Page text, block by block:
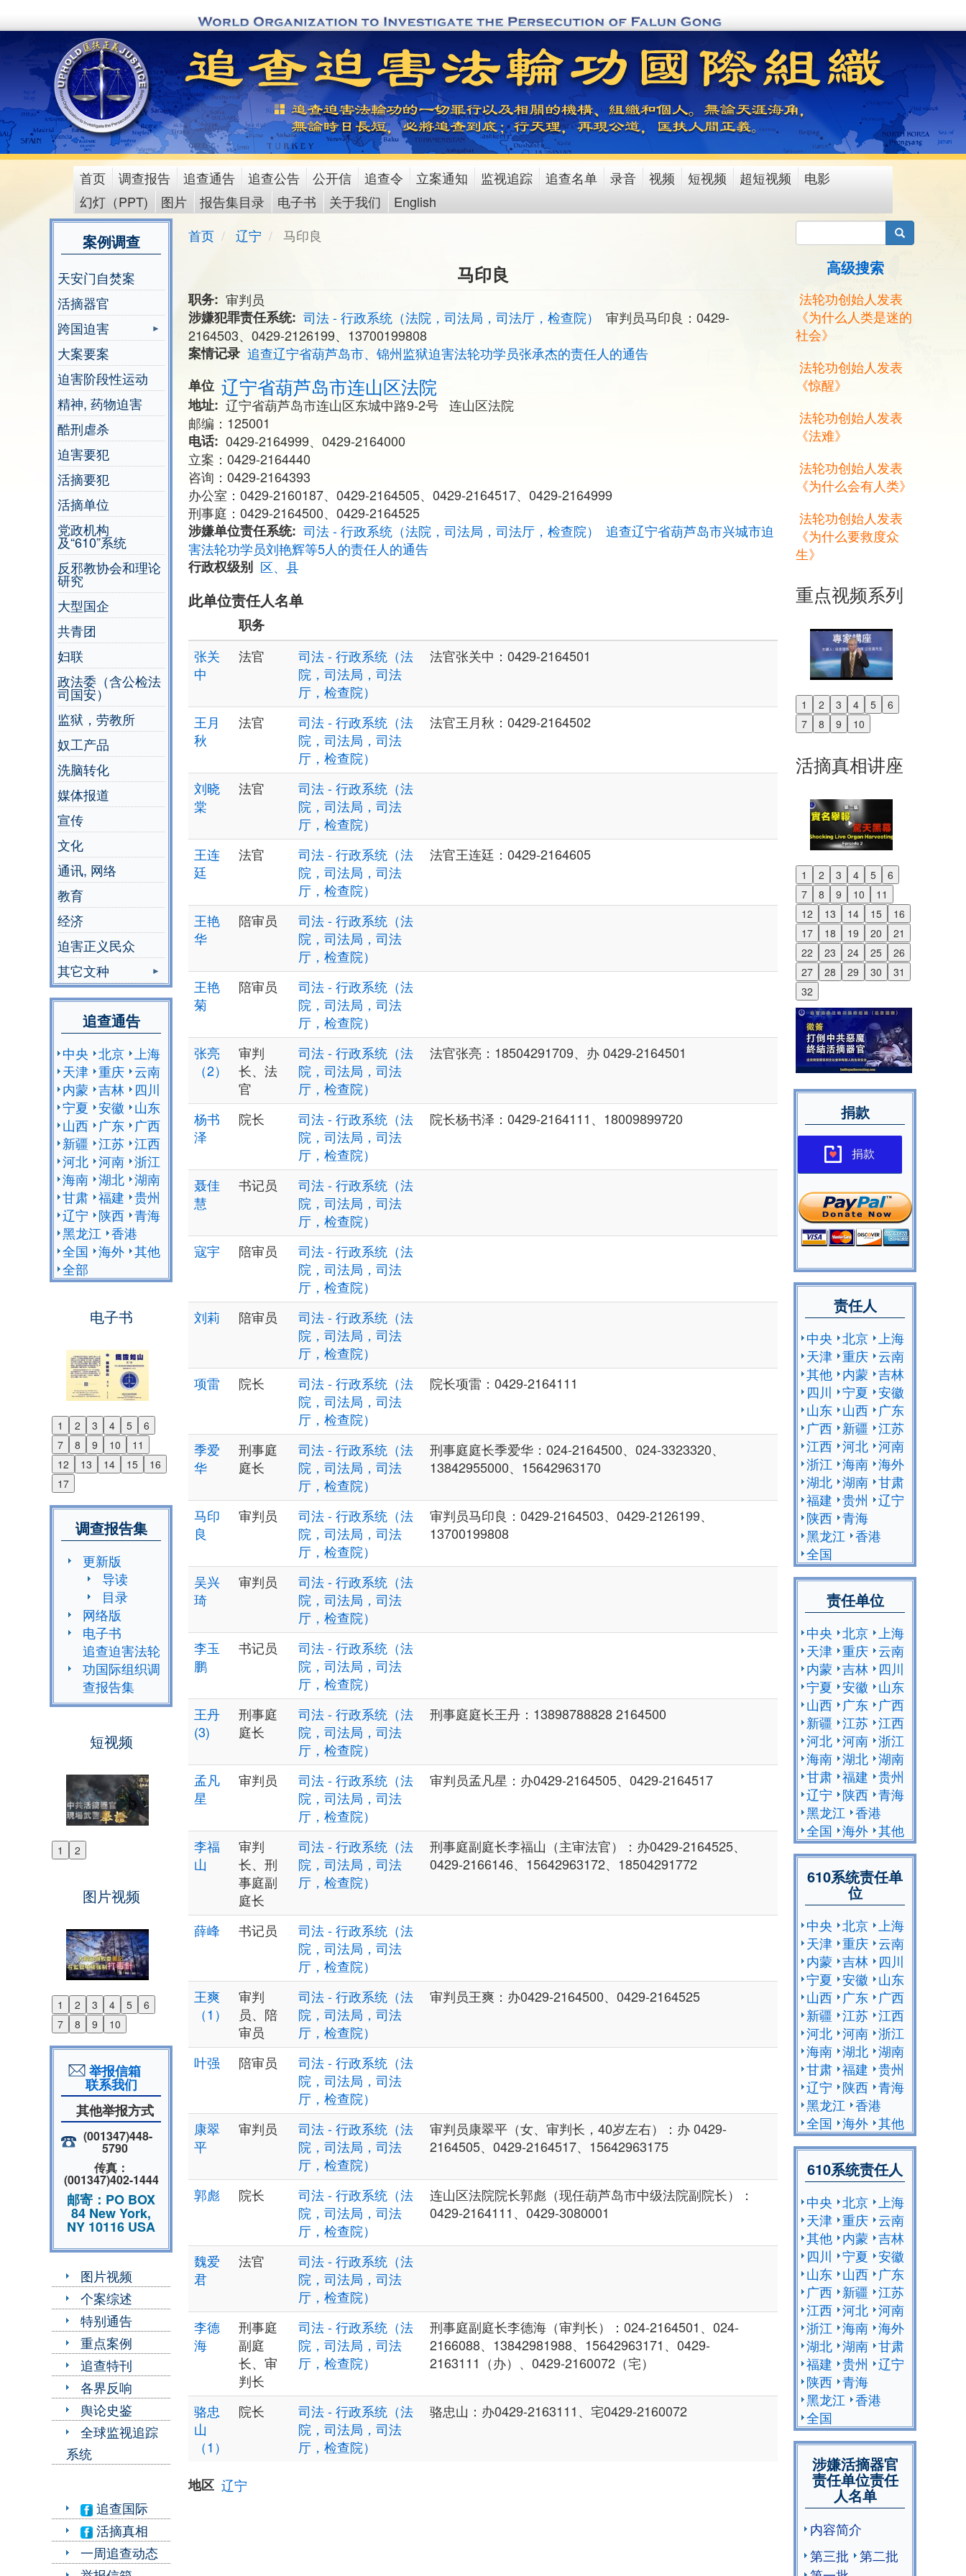
to
content
main
menu
首页 调查报告 追查通告 追查公告 公开信 追查令 立案通知 监视追踪 追查名单 录音 视频 短视频 超短视频
电影
幻灯（PPT)
图片 报告集目录 电子书 关于我们 English
案例调查
天安门自焚案
活摘器官
跨国迫害
大案要案
迫害阶段性运动
精神, 药物迫害
酷刑虐杀
迫害要犯
活摘要犯
活摘单位
党政机构
及“610”系统
反邪教协会和理论
研究
大型国企
共青团
妇联
政法委（含公检法
司国安）
监狱，劳教所
奴工产品
洗脑转化
媒体报道
宣传
文化
通讯, 网络
教育
经济
迫害正义民众
其它文种
追查通告
中央 北京 上海
天津 重庆 云南
内蒙 吉林
四川
宁夏 安徽
山东
山西
广东
广西
新疆 江苏 江西
河北 河南 浙江
海南 湖北 湖南
甘肃 福建 贵州
辽宁
陕西 青海
黑龙江 香港
全国 海外 其他
全部
电子书
1 2 3 4 5
6
7
8 9 10
11
12
13 14 15
16
17
Previous
Next
调查报告集
更新版
导读
目录
网络版
电子书
追查迫害法轮
功国际组织调
查报告集
短视频
1 2
Previous
图片视频
1 2 3 4 5
6
7
8 9 10
Previous
Next
举报信箱
联系我们
其他举报方式
(001347)448-
5790
传真：
(001347)402-1444
邮寄：PO BOX
84 New York,
NY 10116 USA
图片视频
个案综述
特别通告
重点案例
追查特刊
各界反响
舆论史鉴
全球监视追踪
系统
追查国际
活摘真相
一周追查动态
首页 辽宁 马印良
马印良
职务
审判员
涉嫌犯罪责任系统
司法 - 行政系统（法院，司法局，司法厅，检查院）
审判员马印良：0429-
2164503、0429-2126199、13700199808
案情记录 追查辽宁省葫芦岛市、锦州监狱迫害法轮功学员张承杰的责任人的通告
单位 辽宁省葫芦岛市连山区法院
地址
辽宁省葫芦岛市连山区东城中路9-2号 连山区法院
邮编：125001
电话
0429-2164999、0429-2164000
立案：0429-2164440
咨询：0429-2164393
办公室：0429-2160187、0429-2164505、0429-2164517、0429-2164999
刑事庭：0429-2164500、0429-2164525
涉嫌单位责任系统
司法 - 行政系统（法院，司法局，司法厅，检查院）
追查辽宁省葫芦岛市兴城市迫
害法轮功学员刘艳辉等5人的责任人的通告
行政权级别 区、县
此单位责任人名单
职务
张关
中
法官
司法 - 行政系统（法
院，司法局，司法
厅，检查院）
法官张关中：0429-2164501
王月
秋
法官
司法 - 行政系统（法
院，司法局，司法
厅，检查院）
法官王月秋：0429-2164502
刘晓
棠
法官
司法 - 行政系统（法
院，司法局，司法
厅，检查院）
王连
廷
法官
司法 - 行政系统（法
院，司法局，司法
厅，检查院）
法官王连廷：0429-2164605
王艳
华
陪审员
司法 - 行政系统（法
院，司法局，司法
厅，检查院）
王艳
菊
陪审员
司法 - 行政系统（法
院，司法局，司法
厅，检查院）
张亮
（2）
审判
长、法
官
司法 - 行政系统（法
院，司法局，司法
厅，检查院）
法官张亮：18504291709、办 0429-2164501
杨书
泽
院长
司法 - 行政系统（法
院，司法局，司法
厅，检查院）
院长杨书泽：0429-2164111、18009899720
聂佳
慧
书记员
司法 - 行政系统（法
院，司法局，司法
厅，检查院）
寇宇
陪审员
司法 - 行政系统（法
院，司法局，司法
厅，检查院）
刘莉
陪审员
司法 - 行政系统（法
院，司法局，司法
厅，检查院）
项雷
院长
司法 - 行政系统（法
院，司法局，司法
厅，检查院）
院长项雷：0429-2164111
季爱
华
刑事庭
庭长
司法 - 行政系统（法
院，司法局，司法
厅，检查院）
刑事庭庭长季爱华：024-2164500、024-3323320、
13842955000、15642963170
马印
良
审判员
司法 - 行政系统（法
院，司法局，司法
厅，检查院）
审判员马印良：0429-2164503、0429-2126199、
13700199808
吴兴
琦
审判员
司法 - 行政系统（法
院，司法局，司法
厅，检查院）
李玉
鹏
书记员
司法 - 行政系统（法
院，司法局，司法
厅，检查院）
王丹
(3)
刑事庭
庭长
司法 - 行政系统（法
院，司法局，司法
厅，检查院）
刑事庭庭长王丹：13898788828 2164500
孟凡
星
审判员
司法 - 行政系统（法
院，司法局，司法
厅，检查院）
审判员孟凡星：办0429-2164505、0429-2164517
李福
山
审判
长、刑
事庭副
庭长
司法 - 行政系统（法
院，司法局，司法
厅，检查院）
刑事庭副庭长李福山（主审法官）：办0429-2164525、
0429-2166146、15642963172、18504291772
薛峰 书记员
司法 - 行政系统（法
院，司法局，司法
厅，检查院）
王爽
（1）
审判
员、陪
审员
司法 - 行政系统（法
院，司法局，司法
厅，检查院）
审判员王爽：办0429-2164500、0429-2164525
叶强 陪审员
司法 - 行政系统（法
院，司法局，司法
厅，检查院）
康翠
平
审判员
司法 - 行政系统（法
院，司法局，司法
厅，检查院）
审判员康翠平（女、审判长，40岁左右）：办 0429-
2164505、0429-2164517、15642963175
郭彪 院长
司法 - 行政系统（法
院，司法局，司法
厅，检查院）
连山区法院院长郭彪（现任葫芦岛市中级法院副院长）：
0429-2164111、0429-3080001
魏爱
君
法官
司法 - 行政系统（法
院，司法局，司法
厅，检查院）
李德
海
刑事庭
副庭
长、审
判长
司法 - 行政系统（法
院，司法局，司法
厅，检查院）
刑事庭副庭长李德海（审判长）：024-2164501、024-
2166088、13842981988、15642963171、0429-
2163111（办）、0429-2160072（宅）
骆忠
山
（1）
院长
司法 - 行政系统（法
院，司法局，司法
厅，检查院）
骆忠山：办0429-2163111、宅0429-2160072
地区 辽宁
搜索
高级搜索
法轮功创始人发表
《为什么人类是迷的
社会》
法轮功创始人发表
《惊醒》
法轮功创始人发表
《法难》
法轮功创始人发表
《为什么会有人类》
法轮功创始人发表
《为什么要救度众
生》
重点视频系列
1 2 3 4 5
6
7
8 9 10
Previous
Next
活摘真相讲座
1 2 3 4 5
6
7
8 9 10
11
12
13 14 15
16
17
18 19 20
21
22
23 24 25
26
27
28 29 30
31
32
Previous
Next
捐款
捐款
责任人
中央 北京
上海
天津 重庆 云南
其他 内蒙 吉林
四川
宁夏 安徽
山东 山西
广东
广西 新疆 江苏
江西 河北 河南
浙江 海南 海外
湖北 湖南 甘肃
福建 贵州
辽宁
陕西 青海
黑龙江 香港
全国
责任单位
中央 北京
上海
天津 重庆 云南
内蒙 吉林
四川
宁夏 安徽
山东
山西
广东
广西
新疆 江苏 江西
河北 河南 浙江
海南 湖北 湖南
甘肃 福建 贵州
辽宁
陕西 青海
黑龙江 香港
全国 海外 其他
610系统责任单
位
中央 北京
上海
天津 重庆 云南
内蒙 吉林
四川
宁夏 安徽
山东
山西
广东
广西
新疆 江苏 江西
河北 河南 浙江
海南 湖北 湖南
甘肃 福建 贵州
辽宁
陕西 青海
黑龙江 香港
全国 海外 其他
610系统责任人
中央 北京
上海
天津 重庆 云南
其他 内蒙 吉林
四川
宁夏 安徽
山东 山西
广东
广西 新疆 江苏
江西 河北 河南
浙江 海南 海外
湖北 湖南 甘肃
福建 贵州
辽宁
陕西 青海
黑龙江 香港
全国
涉嫌活摘器官
责任单位责任
人名单
内容简介
第三批
第二批